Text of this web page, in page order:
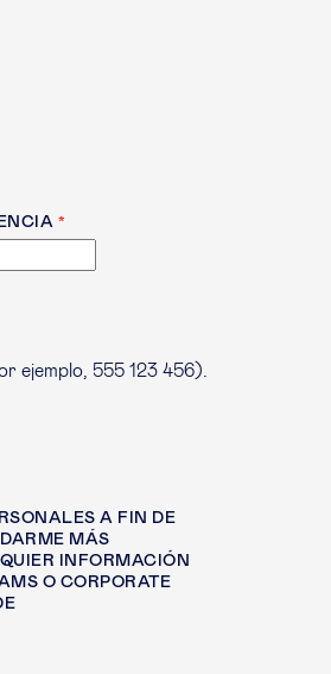
ejemplo, 555 123 456).
A FIN DE
MÁS
INFORMACIÓN
O CORPORATE